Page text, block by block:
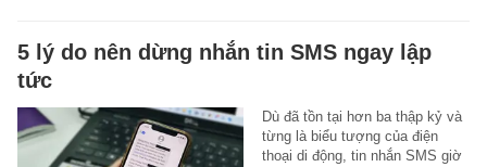
5 lý do nên dừng nhắn tin SMS ngay lập
tức
Dù đã tồn tại hơn ba thập kỷ và
từng là biểu tượng của điện
thoại di động, tin nhắn SMS giờ